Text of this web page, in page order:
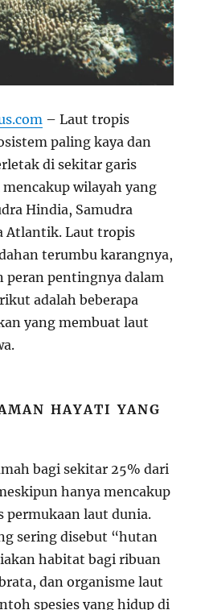
– Laut tropis
paling kaya dan
di sekitar garis
wilayah yang
Hindia, Samudra
Atlantik. Laut tropis
terumbu karangnya,
peran pentingnya dalam
adalah beberapa
yang membuat laut
HAYATI YANG
bagi sekitar 25% dari
hanya mencakup
permukaan laut dunia.
sering disebut “hutan
habitat bagi ribuan
dan organisme laut
spesies yang hidup di